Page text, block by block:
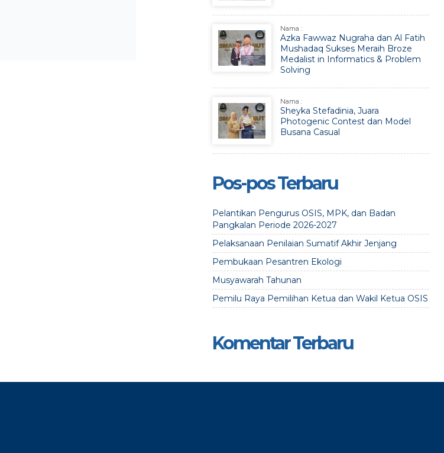
Nama :
Azka Fawwaz Nugraha dan Al Fatih
Mushadaq Sukses Meraih Broze
Medalist in Informatics & Problem
Solving
Nama :
Sheyka Stefadinia, Juara
Photogenic Contest dan Model
Busana Casual
Pos-pos Terbaru
Pelantikan Pengurus OSIS, MPK, dan Badan
Pangkalan Periode 2026-2027
Pelaksanaan Penilaian Sumatif Akhir Jenjang
Pembukaan Pesantren Ekologi
Musyawarah Tahunan
Pemilu Raya Pemilihan Ketua dan Wakil Ketua OSIS
Komentar Terbaru